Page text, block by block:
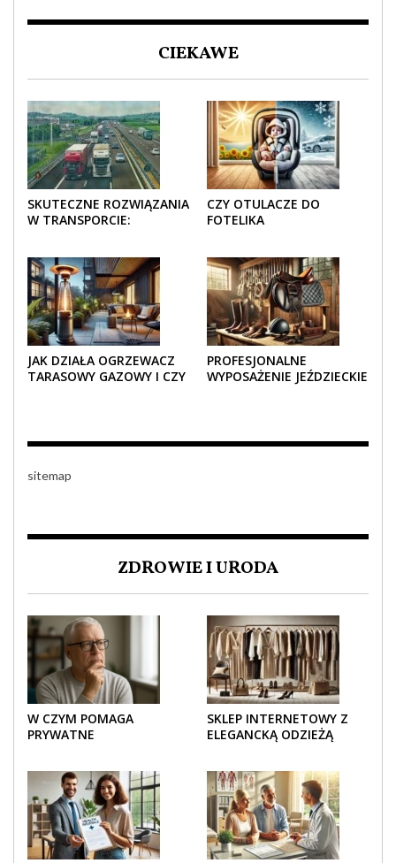
CIEKAWE
SKUTECZNE ROZWIĄZANIA
W TRANSPORCIE:
CZY OTULACZE DO
FOTELIKA
ZIMĄ?
JAK DZIAŁA OGRZEWACZ
TARASOWY GAZOWY I CZY
PROFESJONALNE
WYPOSAŻENIE JEŹDZIECKIE
sitemap
ZDROWIE I URODA
W CZYM POMAGA
PRYWATNE
SKLEP INTERNETOWY Z
ELEGANCKĄ ODZIEŻĄ